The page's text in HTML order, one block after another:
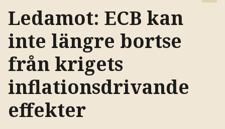
Ledamot: ECB kan
inte längre bortse
från krigets
inflationsdrivande
effekter